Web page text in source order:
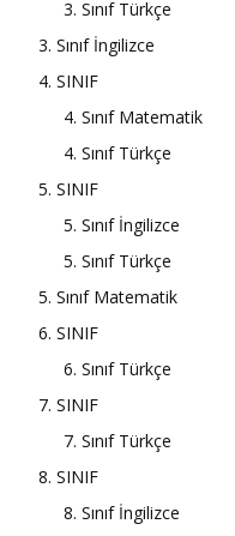
3. Sınıf Türkçe
3. Sınıf İngilizce
4. SINIF
4. Sınıf Matematik
4. Sınıf Türkçe
5. SINIF
5. Sınıf İngilizce
5. Sınıf Türkçe
5. Sınıf Matematik
6. SINIF
6. Sınıf Türkçe
7. SINIF
7. Sınıf Türkçe
8. SINIF
8. Sınıf İngilizce